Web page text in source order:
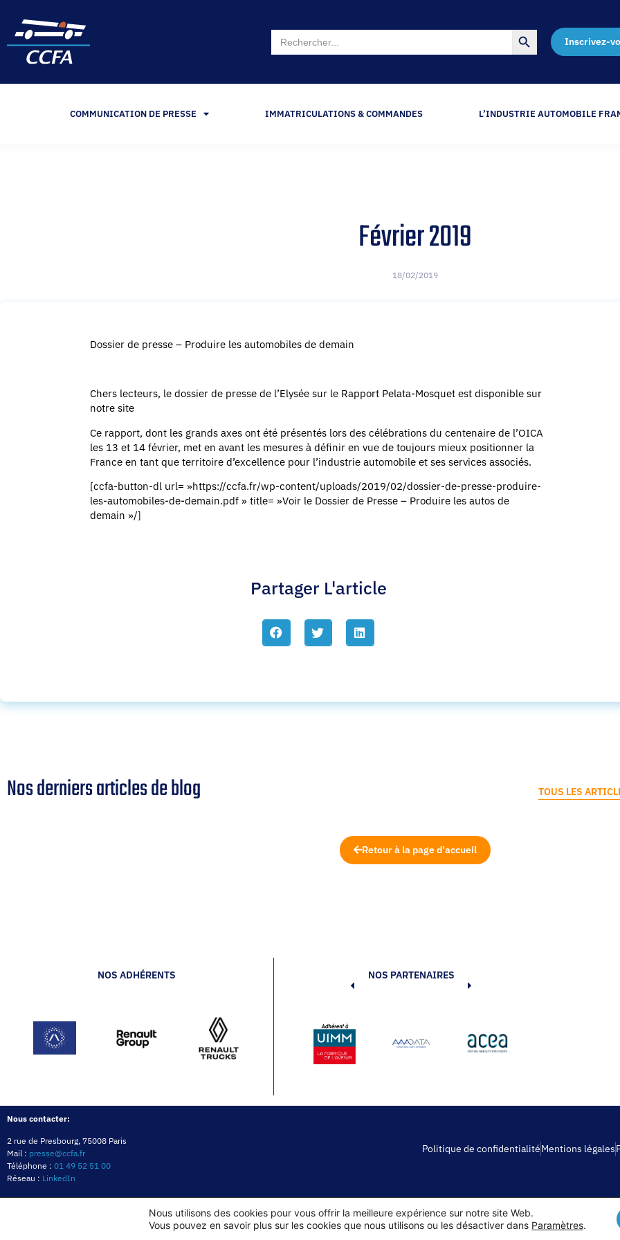
Search
for:
Search Button
Inscrivez-
COMMUNICATION DE PRESSE IMMATRICULATIONS & COMMANDES L’INDUSTRIE AUTOMOBILE
Février 2019
18/02/2019
Dossier de presse – Produire les automobiles de demain
Chers lecteurs, le dossier de presse de l’Elysée sur le Rapport Pelata-Mosquet est disponible sur
notre site
Ce rapport, dont les grands axes ont été présentés lors des célébrations du centenaire de l’OICA
les 13 et 14 février, met en avant les mesures à définir en vue de toujours mieux positionner la
France en tant que territoire d’excellence pour l’industrie automobile et ses services associés.
[ccfa-button-dl url= »https://ccfa.fr/wp-content/uploads/2019/02/dossier-de-presse-produire-
les-automobiles-de-demain.pdf » title= »Voir le Dossier de Presse – Produire les autos de
demain »/]
Partager L'article
Nos derniers articles de blog TOUS LES
Retour à la page d'accueil
NOS ADHÉRENTS NOS PARTENAIRES
Nous contacter:
2 rue de Presbourg, 75008 Paris
Mail : presse@ccfa.fr
Téléphone : 01 49 52 51 00
Réseau : LinkedIn
Politique de confidentialitéMentions légales
Copyright© 2026
Nous utilisons des cookies pour vous offrir la meilleure expérience sur notre site Web.
Vous pouvez en savoir plus sur les cookies que nous utilisons ou les désactiver dans Paramètres.